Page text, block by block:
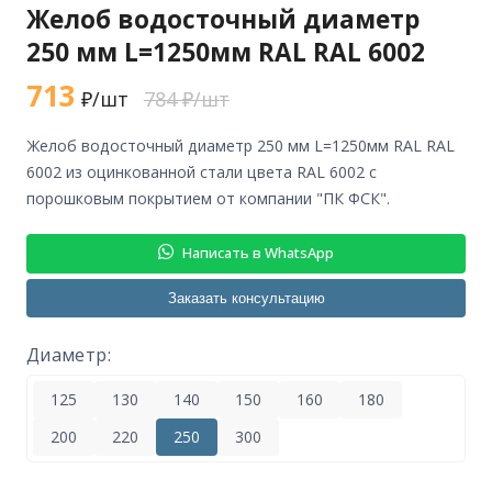
Желоб водосточный диаметр
250 мм L=1250мм RAL RAL 6002
713 ₽/шт 784 ₽/шт
желоб водосточный диаметр 250 мм L=1250мм RAL RAL
6002 из оцинкованной стали цвета RAL 6002 с
порошковым покрытием от компании "ПК ФСК".
Написать в WhatsApp
Заказать консультацию
Диаметр:
125 130 140 150 160
180
200
220 250 300